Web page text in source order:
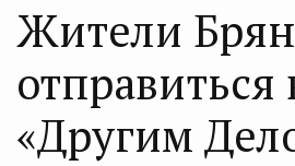
Жители
«Другим